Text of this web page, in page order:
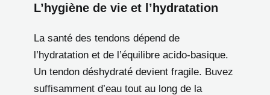
L’hygiène de vie et l’hydratation
La santé des tendons dépend de
l’hydratation et de l’équilibre acido-basique.
Un tendon déshydraté devient fragile. Buvez
suffisamment d’eau tout au long de la